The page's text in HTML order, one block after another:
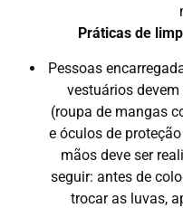
Práticas de
Pessoas
vestuários
(roupa de mangas
e óculos de
mãos deve ser
seguir: antes de
trocar as luvas,